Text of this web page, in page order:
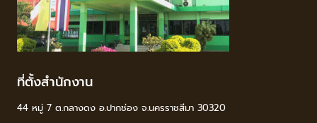
ที่ตั้งสำนักงาน
44 หมู่ 7 ต.กลางดง อ.ปากช่อง จ.นครราชสีมา 30320